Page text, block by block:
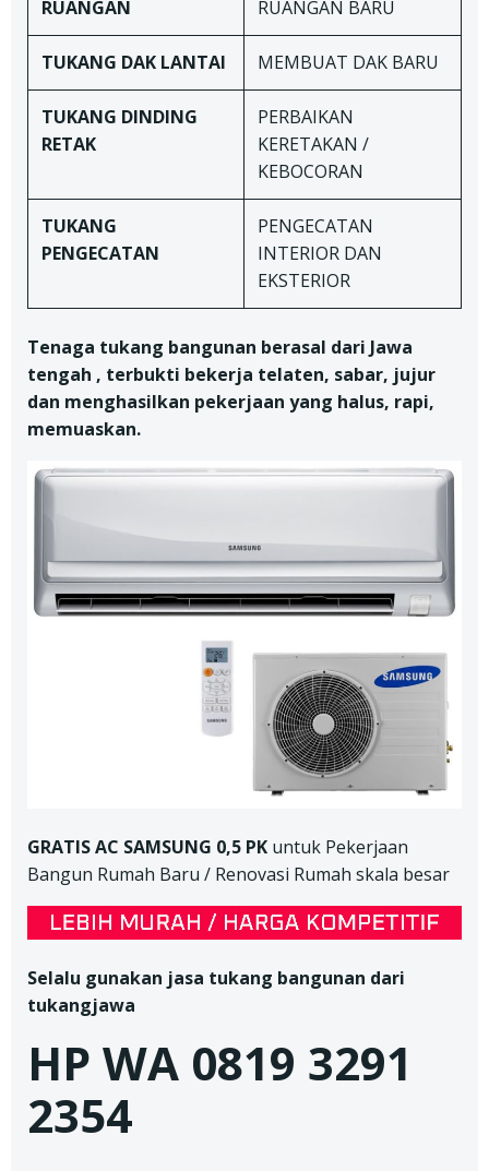
RUANGAN RUANGAN BARU
TUKANG DAK LANTAI MEMBUAT DAK BARU
TUKANG DINDING
RETAK
PERBAIKAN
KERETAKAN /
KEBOCORAN
TUKANG
PENGECATAN
PENGECATAN
INTERIOR DAN
EKSTERIOR
Tenaga tukang bangunan berasal dari Jawa
tengah , terbukti bekerja telaten, sabar, jujur
dan menghasilkan pekerjaan yang halus, rapi,
memuaskan.
GRATIS AC SAMSUNG 0,5 PK untuk Pekerjaan
Bangun Rumah Baru / Renovasi Rumah skala besar
Selalu gunakan jasa tukang bangunan dari
tukangjawa
HP WA 0819 3291
2354